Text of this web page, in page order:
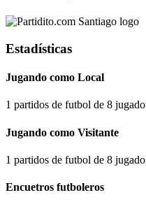
Estadísticas
Jugando como Local
1 partidos de futbol de 8
Jugando como Visitante
1 partidos de futbol de 8
Encuetros futboleros